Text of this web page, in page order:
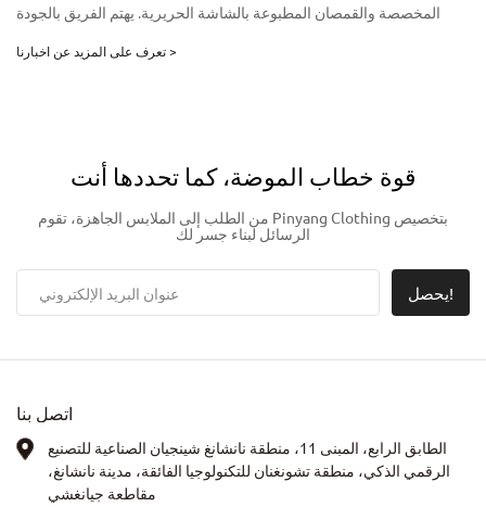
المخصصة والقمصان المطبوعة بالشاشة الحريرية. يهتم الفريق بالجودة
لإنهاء الطلبات بشكل أسرع. يمكن تنفيذ الطلبات بشكل أسرع بنسبة تصل
تعرف على المزيد عن اخبارنا >
قوة خطاب الموضة، كما تحددها أنت
من الطلب إلى الملابس الجاهزة، تقوم Pinyang Clothing بتخصيص
الرسائل لبناء جسر لك
يحصل!
اتصل بنا
الطابق الرابع، المبنى 11، منطقة نانشانغ شينجيان الصناعية للتصنيع
الرقمي الذكي، منطقة تشونغنان للتكنولوجيا الفائقة، مدينة نانشانغ،
مقاطعة جيانغشي